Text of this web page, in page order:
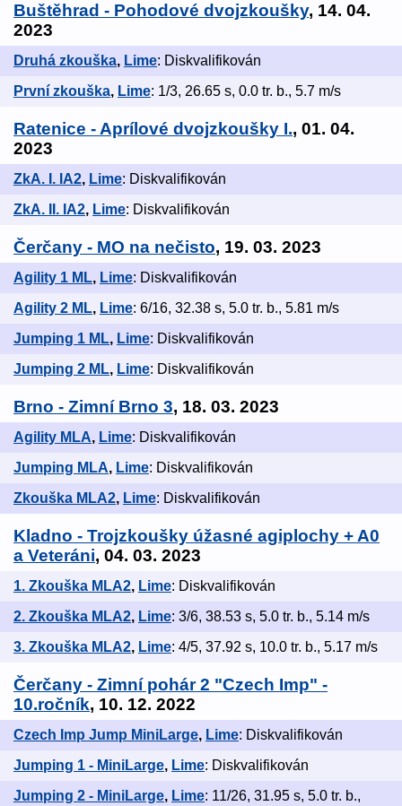
Buštěhrad - Pohodové dvojzkoušky, 14. 04.
2023
Druhá zkouška, Lime: Diskvalifikován
První zkouška, Lime: 1/3, 26.65 s, 0.0 tr. b., 5.7 m/s
Ratenice - Aprílové dvojzkoušky I., 01. 04.
2023
ZkA. I. IA2, Lime: Diskvalifikován
ZkA. II. IA2, Lime: Diskvalifikován
Čerčany - MO na nečisto, 19. 03. 2023
Agility 1 ML, Lime: Diskvalifikován
Agility 2 ML, Lime: 6/16, 32.38 s, 5.0 tr. b., 5.81 m/s
Jumping 1 ML, Lime: Diskvalifikován
Jumping 2 ML, Lime: Diskvalifikován
Brno - Zimní Brno 3, 18. 03. 2023
Agility MLA, Lime: Diskvalifikován
Jumping MLA, Lime: Diskvalifikován
Zkouška MLA2, Lime: Diskvalifikován
Kladno - Trojzkoušky úžasné agiplochy + A0
a Veteráni, 04. 03. 2023
1. Zkouška MLA2, Lime: Diskvalifikován
2. Zkouška MLA2, Lime: 3/6, 38.53 s, 5.0 tr. b., 5.14 m/s
3. Zkouška MLA2, Lime: 4/5, 37.92 s, 10.0 tr. b., 5.17 m/s
Čerčany - Zimní pohár 2 "Czech Imp" -
10.ročník, 10. 12. 2022
Czech Imp Jump MiniLarge, Lime: Diskvalifikován
Jumping 1 - MiniLarge, Lime: Diskvalifikován
Jumping 2 - MiniLarge, Lime: 11/26, 31.95 s, 5.0 tr. b.,